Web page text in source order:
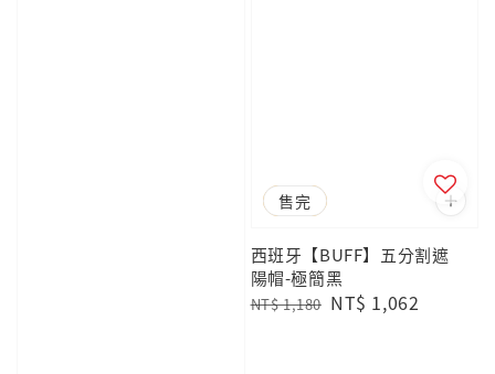
優惠
售完
西班牙【BUFF】五分割遮
陽帽-極簡黑
Regular
NT$ 1,180 Sale
NT$ 1,062